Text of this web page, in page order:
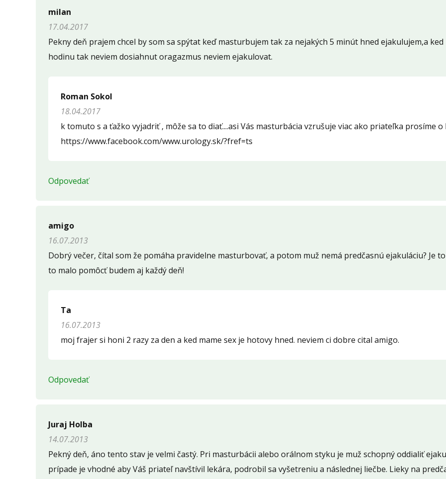
Napíšte otázku
Meno (* )
Opíšte prvé 4 písmená zo slova " ejakulacia " ( *):
milan
17.04.2017
Pekny deň prajem chcel by som sa spýtat keď masturbujem tak za nejakých 5 minút hned ejakulujem,a
hodinu tak neviem dosiahnut oragazmus neviem ejakulovat.
Roman Sokol
18.04.2017
k tomuto s a ťažko vyjadriť , môže sa to diať....asi Vás masturbácia vzrušuje viac ako priateľka prosíme o
https://www.facebook.com/www.urology.sk/?fref=ts
Odpovedať
amigo
16.07.2013
Dobrý večer, čítal som že pomáha pravidelne masturbovať, a potom muž nemá predčasnú ejakuláciu? Je
to malo pomôcť budem aj každý deň!
Ta
16.07.2013
moj frajer si honi 2 razy za den a ked mame sex je hotovy hned. neviem ci dobre cital amigo.
Odpovedať
Juraj Holba
14.07.2013
Pekný deň, áno tento stav je velmi častý. Pri masturbácii alebo orálnom styku je muž schopný oddialiť
prípade je vhodné aby Váš priateľ navštívil lekára, podrobil sa vyšetreniu a následnej liečbe. Lieky na